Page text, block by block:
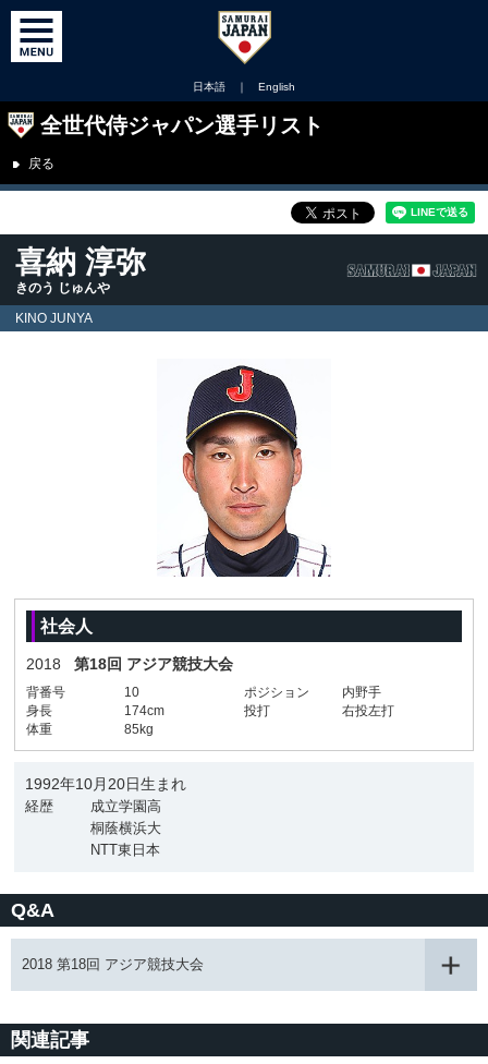
日本語 ｜ English
全世代侍ジャパン選手リスト
戻る
喜納 淳弥
きのう じゅんや
KINO JUNYA
社会人
2018 第18回 アジア競技大会
背番号 10 ポジション
内野手
身長
174cm 投打
右投左打
体重
85kg
1992年10月20日生まれ
経歴
成立学園高
桐蔭横浜大
NTT東日本
Q&A
2018 第18回 アジア競技大会
関連記事